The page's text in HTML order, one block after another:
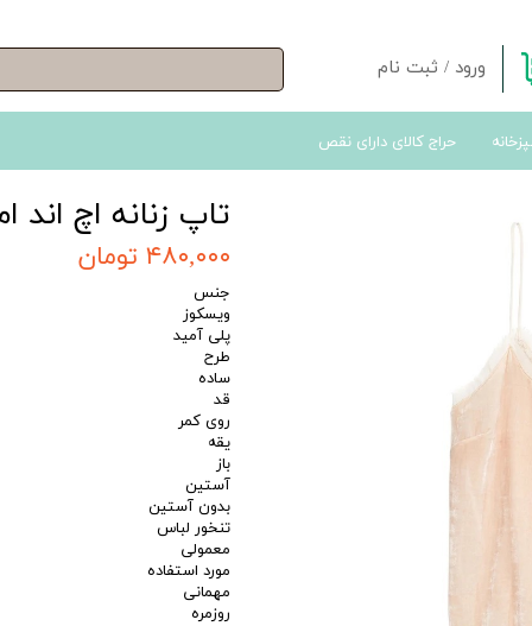
ورود / ثبت نام
تغییر گذر واژه
حراج کالای دارای نقص
تاپ زنانه اچ اند ام مدل
۴۸۰,۰۰۰ تومان
جنس
ویسکوز
پلی آمید
طرح
ساده
قد
روی کمر
یقه
باز
آستین
بدون آستین
تنخور لباس
معمولی
مورد استفاده
مهمانی
روزمره